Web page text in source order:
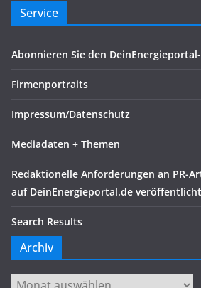
Service
Abonnieren Sie den
Firmenportraits
Impressum/Datenschutz
Mediadaten + Themen
Redaktionelle Anforderungen an PR-
auf DeinEnergieportal.de
Search Results
Archiv
Archiv